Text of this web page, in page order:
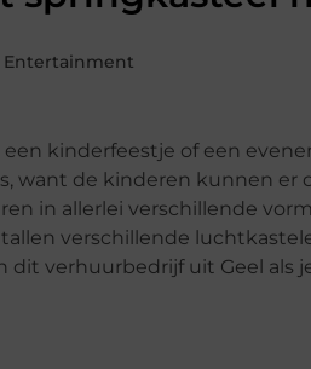
Entertainment
kinderfeestje of een
want de kinderen kunnen er
in allerlei verschillende
verschillende
dit verhuurbedrijf uit Geel